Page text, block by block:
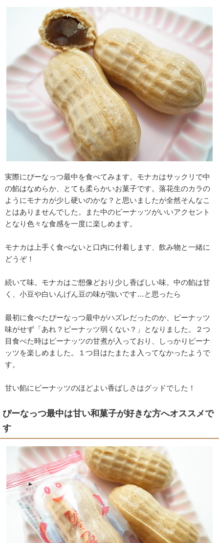
実際にぴーなっつ最中を食べてみます。モナカはサックリで中
の餡はなめらか、とても柔らかいお菓子です。落花生のカラの
ようにモナカが少し硬いのかな？と思いましたが全然そんなこ
とはありませんでした。また中のピーナッツがいいアクセント
となり色々な食感を一度に楽しめます。
モナカは上手く食べないと口内に付着します、飲み物と一緒に
どうぞ！
続いて味。モナカはご想像どおり少し香ばしい味。中の餡は甘
く、小豆や白いんげん豆の味が強いです…と思ったら
最初に食べたぴーなっつ最中がハズレだったのか、ピーナッツ
味がせず「あれ？ピーナッツ弱くない？」となりました。２つ
目食べた時はピーナッツの甘煮が入っており、しっかりピーナ
ッツを楽しめました。１つ目はたまたま入ってなかったようで
す。
甘い餡にピーナッツのほどよい香ばしさはグッドでした！
ぴーなっつ最中は甘い和菓子が好きな方へオススメで
す